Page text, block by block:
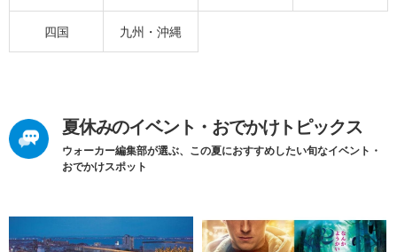
四国 九州・沖縄
夏休みのイベント・おでかけトピックス
ウォーカー編集部が選ぶ、この夏におすすめしたい旬なイベント・
おでかけスポット